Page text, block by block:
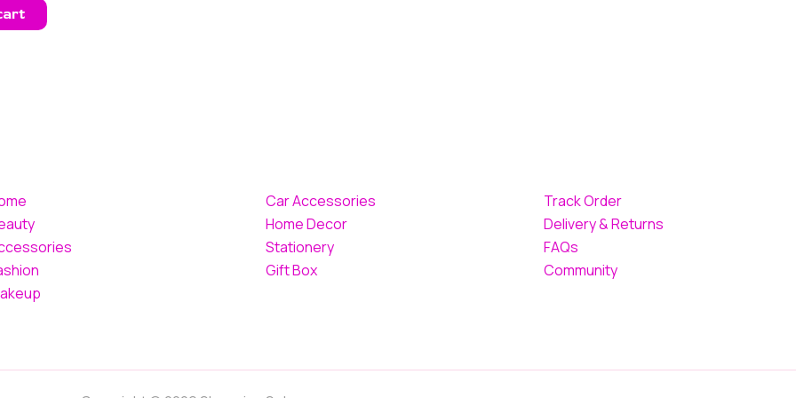
Car Accessories
Home Decor
Stationery
Gift Box
Track Order
Delivery & Returns
FAQs
Community